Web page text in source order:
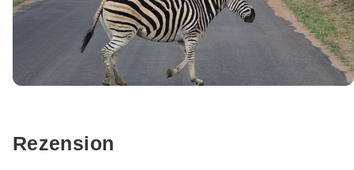
Rezension